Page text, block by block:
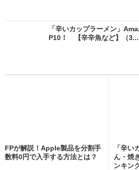
「辛いカップラーメン」
P10！ 【辛辛魚など】（3...
FPが解説！Apple製品を分割手
数料0円で入手する方法とは？
「辛い
ん・焼
ンキン